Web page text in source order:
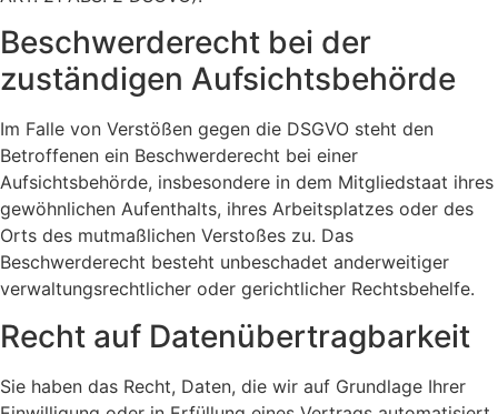
Beschwerde­recht bei der
zuständigen Aufsichts­behörde
Im Falle von Verstößen gegen die DSGVO steht den
Betroffenen ein Beschwerderecht bei einer
Aufsichtsbehörde, insbesondere in dem Mitgliedstaat ihres
gewöhnlichen Aufenthalts, ihres Arbeitsplatzes oder des
Orts des mutmaßlichen Verstoßes zu. Das
Beschwerderecht besteht unbeschadet anderweitiger
verwaltungsrechtlicher oder gerichtlicher Rechtsbehelfe.
Recht auf Daten­übertrag­barkeit
Sie haben das Recht, Daten, die wir auf Grundlage Ihrer